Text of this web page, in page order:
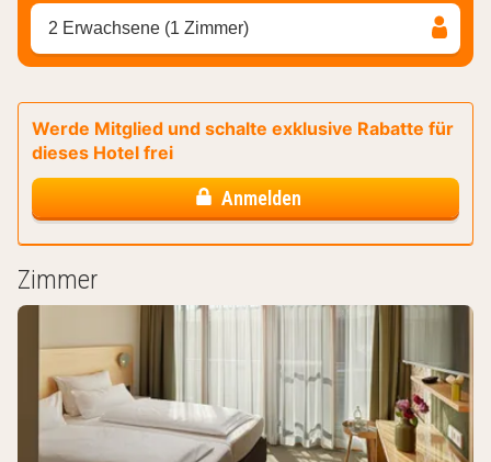
2 Erwachsene (1 Zimmer)
Werde Mitglied und schalte exklusive Rabatte für
dieses Hotel frei
Anmelden
Zimmer